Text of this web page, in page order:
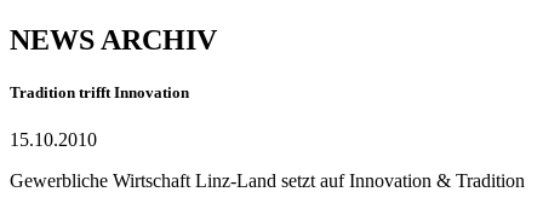
NEWS ARCHIV
Tradition trifft Innovation
15.10.2010
Gewerbliche Wirtschaft Linz-Land setzt auf Innovation & Tradition